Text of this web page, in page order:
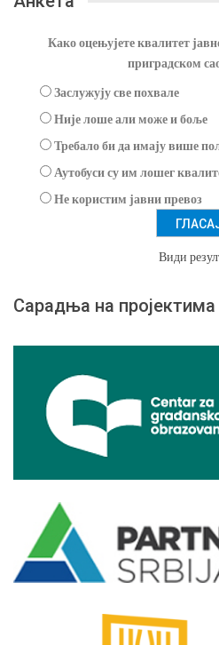
Како оцењујете квалитет
приградском
Заслужују све похвале
Није лоше али може и боље
Требало би да имају више
Аутобуси су им лошег
Не користим јавни превоз
Види
Сарадња на пројектима